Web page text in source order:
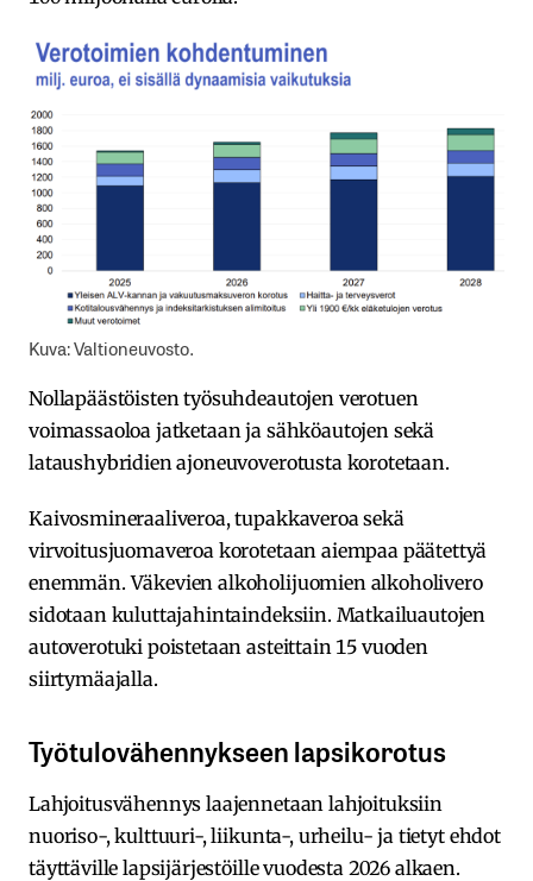
Kuva: Valtioneuvosto.
Nollapäästöisten työsuhdeautojen verotuen
voimassaoloa jatketaan ja sähköautojen sekä
lataushybridien ajoneuvoverotusta korotetaan.
Kaivosmineraaliveroa, tupakkaveroa sekä
virvoitusjuomaveroa korotetaan aiempaa päätettyä
enemmän. Väkevien alkoholijuomien alkoholivero
sidotaan kuluttajahintaindeksiin. Matkailuautojen
autoverotuki poistetaan asteittain 15 vuoden
siirtymäajalla.
Työtulovähennykseen lapsikorotus
Lahjoitusvähennys laajennetaan lahjoituksiin
nuoriso-, kulttuuri-, liikunta-, urheilu- ja tietyt ehdot
täyttäville lapsijärjestöille vuodesta 2026 alkaen.